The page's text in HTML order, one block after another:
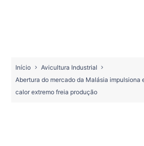
Início
Avicultura Industrial
Abertura do mercado da Malásia impulsiona
calor extremo freia produção